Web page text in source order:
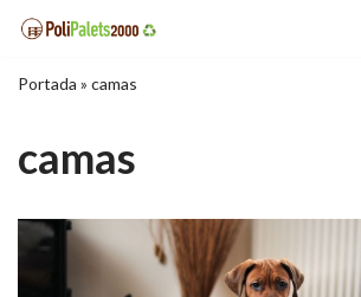
al
Portada » camas
camas